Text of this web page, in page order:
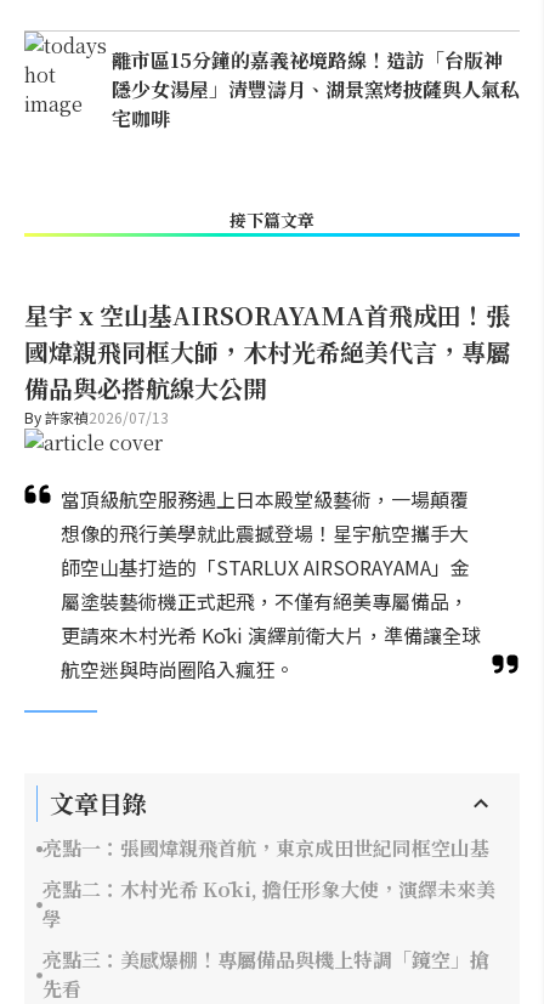
離市區15分鐘的嘉義祕境路線！造訪「台版神
隱少女湯屋」清豐濤月、湖景窯烤披薩與人氣私
宅咖啡
接下篇文章
星宇 x 空山基AIRSORAYAMA首飛成田！張
國煒親飛同框大師，木村光希絕美代言，專屬
備品與必搭航線大公開
By許家禎2026/07/13
當頂級航空服務遇上日本殿堂級藝術，一場顛覆
想像的飛行美學就此震撼登場！星宇航空攜手大
師空山基打造的「STARLUX AIRSORAYAMA」金
屬塗裝藝術機正式起飛，不僅有絕美專屬備品，
更請來木村光希 Kōki 演繹前衛大片，準備讓全球
航空迷與時尚圈陷入瘋狂。
文章目錄
亮點一：張國煒親飛首航，東京成田世紀同框空山基
亮點二：木村光希 Kōki, 擔任形象大使，演繹未來美
學
亮點三：美感爆棚！專屬備品與機上特調「鏡空」搶
先看